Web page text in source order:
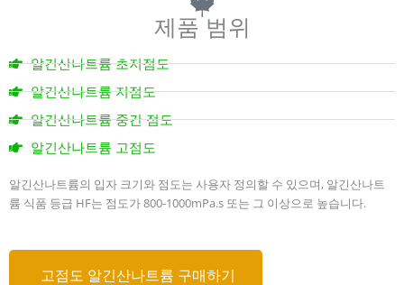
t
o
제품 범위
알긴산나트륨 초저점도
알긴산나트륨 저점도
알긴산나트륨 중간 점도
알긴산나트륨 고점도
알긴산나트륨의 입자 크기와 점도는 사용자 정의할 수 있으며, 알긴산나트
륨 식품 등급 HF는 점도가 800-1000mPa.s 또는 그 이상으로 높습니다.
고점도 알긴산나트륨 구매하기